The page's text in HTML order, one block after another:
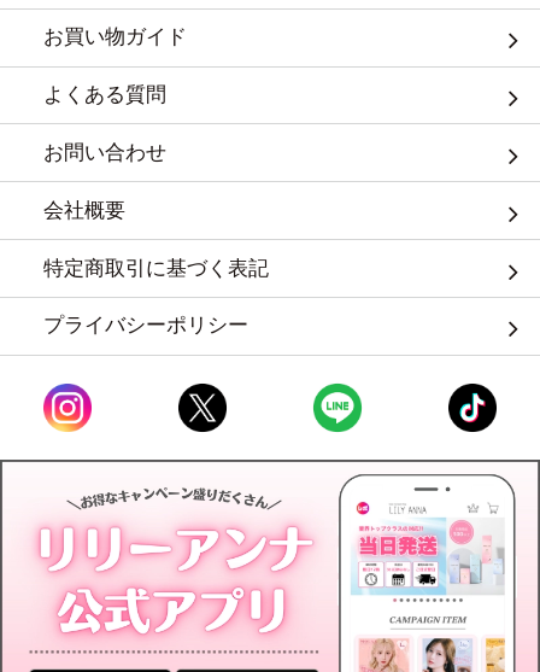
お買い物ガイド
よくある質問
お問い合わせ
会社概要
特定商取引に基づく表記
プライバシーポリシー